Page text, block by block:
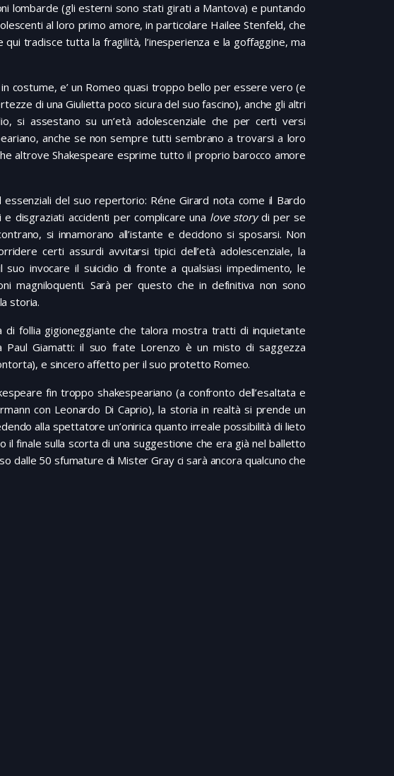
lombarde (gli esterni sono stati girati a Mantova) e puntando
al loro primo amore, in particolare Hailee Stenfeld, che
tradisce tutta la fragilità, l’inesperienza e la goffaggine, ma
costume, e’ un Romeo quasi troppo bello per essere vero (e
di una Giulietta poco sicura del suo fascino), anche gli altri
si assestano su un’età adolescenziale che per certi versi
anche se non sempre tutti sembrano a trovarsi a loro
altrove Shakespeare esprime tutto il proprio barocco amore
del suo repertorio: Réne Girard nota come il Bardo
disgraziati accidenti per complicare una love storydi per se
si innamorano all’istante e decidono si sposarsi. Non
certi assurdi avvitarsi tipici dell’età adolescenziale, la
suo invocare il suicidio di fronte a qualsiasi impedimento, le
magniloquenti. Sarà per questo che in definitiva non sono
storia.
di follia gigioneggiante che talora mostra tratti di inquietante
Giamatti: il suo frate Lorenzo è un misto di saggezza
e sincero affetto per il suo protetto Romeo.
fin troppo shakespeariano (a confronto dell’esaltata e
con Leonardo Di Caprio), la storia in realtà si prende un
alla spettatore un’onirica quanto irreale possibilità di lieto
il finale sulla scorta di una suggestione che era già nel balletto
dalle 50 sfumature di Mister Gray ci sarà ancora qualcuno che